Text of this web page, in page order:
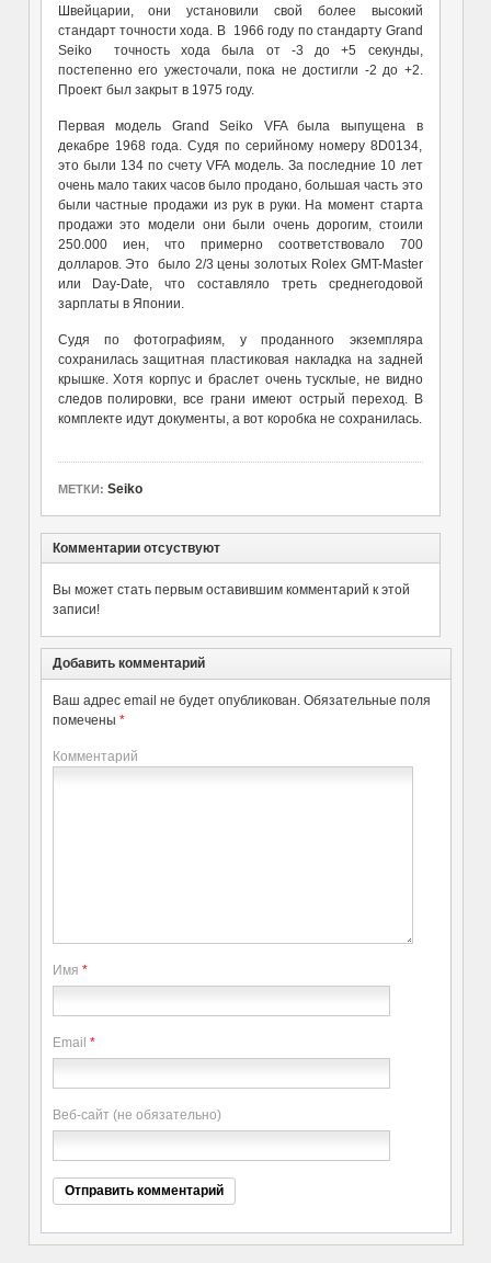
Швейцарии, они установили свой более высокий
стандарт точности хода. В 1966 году по стандарту Grand
Seiko точность хода была от -3 до +5 секунды,
постепенно его ужесточали, пока не достигли -2 до +2.
Проект был закрыт в 1975 году.
Первая модель Grand Seiko VFA была выпущена в
декабре 1968 года. Судя по серийному номеру 8D0134,
это были 134 по счету VFA модель. За последние 10 лет
очень мало таких часов было продано, большая часть это
были частные продажи из рук в руки. На момент старта
продажи это модели они были очень дорогим, стоили
250.000 иен, что примерно соответствовало 700
долларов. Это было 2/3 цены золотых Rolex GMT-Master
или Day-Date, что составляло треть среднегодовой
зарплаты в Японии.
Судя по фотографиям, у проданного экземпляра
сохранилась защитная пластиковая накладка на задней
крышке. Хотя корпус и браслет очень тусклые, не видно
следов полировки, все грани имеют острый переход. В
комплекте идут документы, а вот коробка не сохранилась.
МЕТКИ: Seiko
Комментарии отсуствуют
Вы может стать первым оставившим комментарий к этой
записи!
Добавить комментарий
Ваш адрес email не будет опубликован. Обязательные поля
помечены *
Комментарий
Имя *
Email *
Веб-сайт (не обязательно)